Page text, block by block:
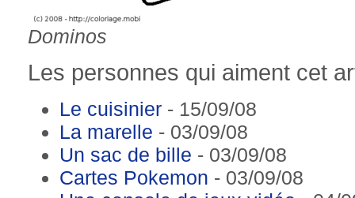
Dominos
Les personnes qui aiment cet
Le cuisinier - 15/09/08
La marelle - 03/09/08
Un sac de bille - 03/09/08
Cartes Pokemon - 03/09/08